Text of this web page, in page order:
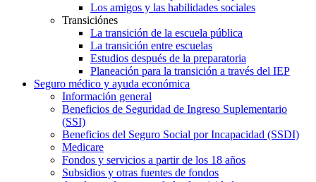
Los amigos y las habilidades sociales
Transiciónes
La transición de la escuela pública
La transición entre escuelas
Estudios después de la preparatoria
Planeación para la transición a través del IEP
Seguro médico y ayuda económica
Información general
Beneficios de Seguridad de Ingreso Suplementario
(SSI)
Beneficios del Seguro Social por Incapacidad (SSDI)
Medicare
Fondos y servicios a partir de los 18 años
Subsidios y otras fuentes de fondos